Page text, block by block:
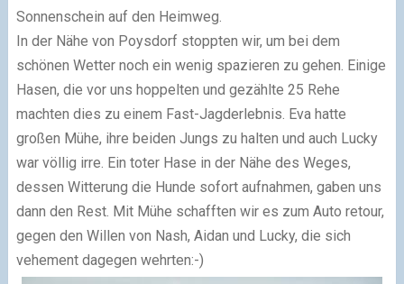
Sonnenschein auf den Heimweg.
In der Nähe von Poysdorf stoppten wir, um bei dem
schönen Wetter noch ein wenig spazieren zu gehen. Einige
Hasen, die vor uns hoppelten und gezählte 25 Rehe
machten dies zu einem Fast-Jagderlebnis. Eva hatte
großen Mühe, ihre beiden Jungs zu halten und auch Lucky
war völlig irre. Ein toter Hase in der Nähe des Weges,
dessen Witterung die Hunde sofort aufnahmen, gaben uns
dann den Rest. Mit Mühe schafften wir es zum Auto retour,
gegen den Willen von Nash, Aidan und Lucky, die sich
vehement dagegen wehrten:-)